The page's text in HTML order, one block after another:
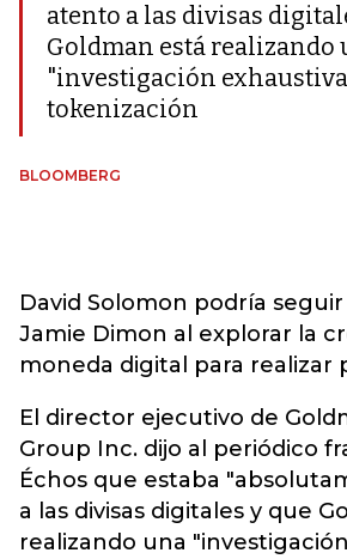
atento a las divisas
Goldman está realizando
"investigación
tokenización
BLOOMBERG
David Solomon podría
Jamie Dimon al explorar la
moneda digital para realizar
El director ejecutivo de
Group Inc. dijo al periódico
Échos que estaba
a las divisas digitales y que
realizando una